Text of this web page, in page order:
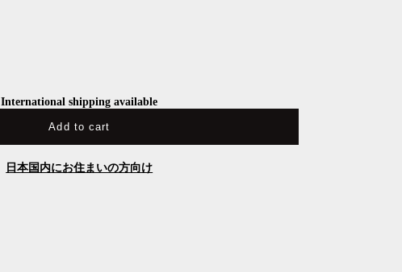
International shipping available
Add to cart
日本国内にお住まいの方向け